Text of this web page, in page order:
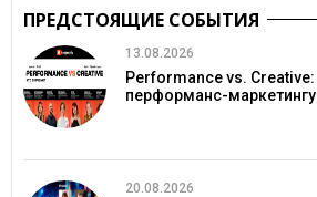
ПРЕДСТОЯЩИЕ СОБЫТИЯ
13.08.2026
Performance vs.
перформанс-
20.08.2026